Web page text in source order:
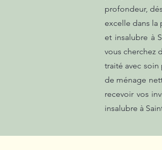
profondeur,
excelle dans
et insalubre à
vous cherchez
traité avec
de ménage
recevoir vos
insalubre à